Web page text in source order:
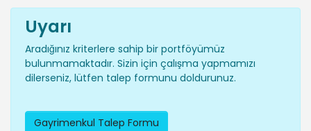
Uyarı
Aradığınız kriterlere sahip bir portföyümüz
bulunmamaktadır. Sizin için çalışma yapmamızı
dilerseniz, lütfen talep formunu doldurunuz.
Gayrimenkul Talep Formu